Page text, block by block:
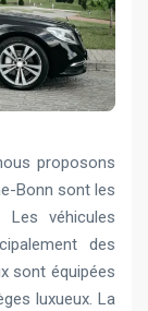
proposons
Bonn sont les
véhicules
des
sont équipées
luxueux. La